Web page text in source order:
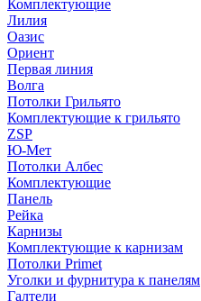
Комплектующие
Лилия
Оазис
Ориент
Первая линия
Волга
Потолки Грильято
Комплектующие к грильято
ZSP
Ю-Мет
Потолки Албес
Комплектующие
Панель
Рейка
Карнизы
Комплектующие к карнизам
Потолки Primet
Уголки и фурнитура к панелям
Галтели